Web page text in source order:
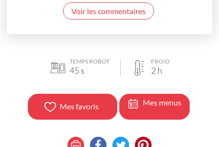
Voir les commentaires
TEMPS ROBOT
45 s
FROID
2h
Mes favoris Mes menus